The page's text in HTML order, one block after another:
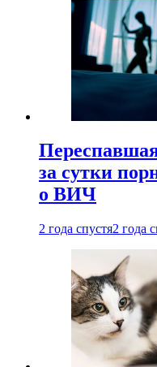
за сутки
о ВИЧ
2 года спустя2 года